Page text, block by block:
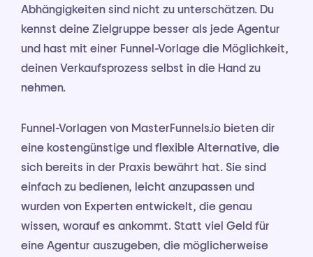
Abhängigkeiten sind nicht zu unterschätzen. Du
kennst deine Zielgruppe besser als jede Agentur
und hast mit einer Funnel-Vorlage die Möglichkeit,
deinen Verkaufsprozess selbst in die Hand zu
nehmen.
Funnel-Vorlagen von MasterFunnels.io bieten dir
eine kostengünstige und flexible Alternative, die
sich bereits in der Praxis bewährt hat. Sie sind
einfach zu bedienen, leicht anzupassen und
wurden von Experten entwickelt, die genau
wissen, worauf es ankommt. Statt viel Geld für
eine Agentur auszugeben, die möglicherweise